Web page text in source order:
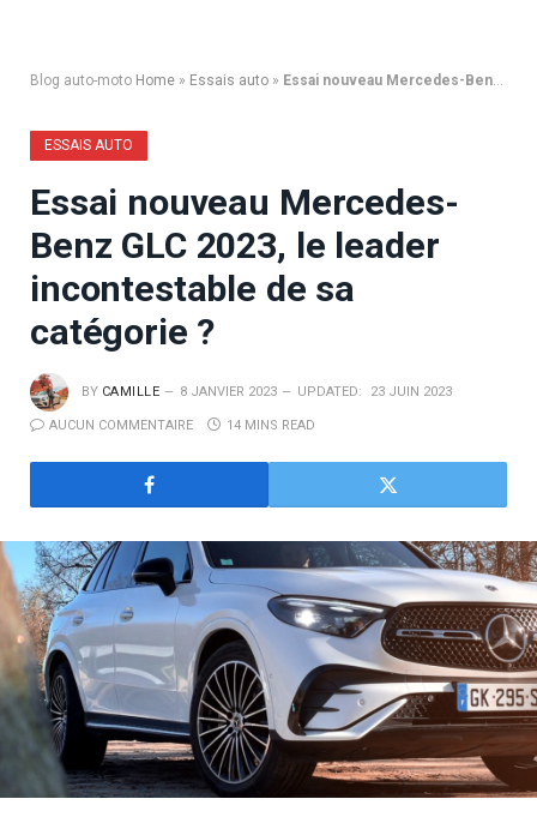
Blog auto-moto Home » Essais auto » Essai nouveau Mercedes-Benz GLC 2023, le leader incontestable de sa catégorie ?
ESSAIS AUTO
Essai nouveau Mercedes-
Benz GLC 2023, le leader
incontestable de sa
catégorie ?
BY CAMILLE 8 JANVIER 2023 UPDATED: 23 JUIN 2023
AUCUN COMMENTAIRE 14 MINS READ